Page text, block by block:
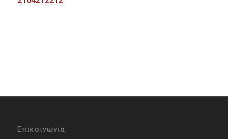
Επικοινωνία